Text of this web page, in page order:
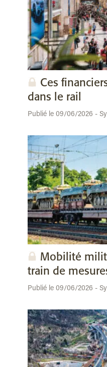
Ces
dans le rail
Publié le 09/06/2026 -
Mobilité
train de
Publié le 09/06/2026 -